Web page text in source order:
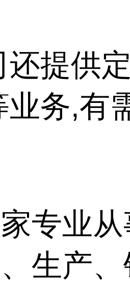
还提供
务,有
专业
生产